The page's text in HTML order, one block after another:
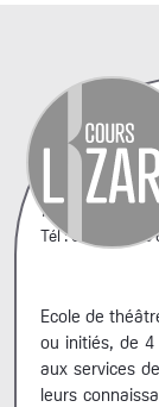
42, rue A. Penaud
75020 Paris
Tél : 06 44 66 99
Ecole de
ou initiés, de
aux services
leurs